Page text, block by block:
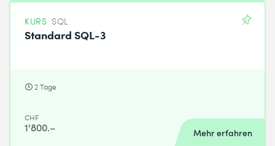
KURS SQL
Standard SQL-3
2 Tage
CHF
1'800.– Mehr erfahren